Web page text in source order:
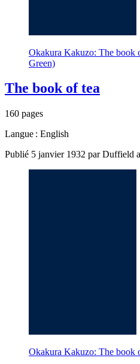
Okakura Kakuzo: The book
Green)
The book of tea
160 pages
Langue : English
Publié 5 janvier 1932 par Duffield
Okakura Kakuzo: The book